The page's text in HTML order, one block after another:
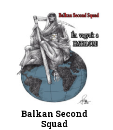
Balkan Second
Squad